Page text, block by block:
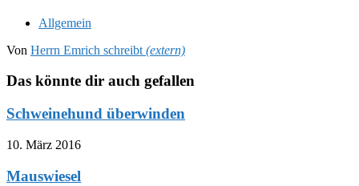
Beitrags-
Allgemein
Von Herrn Emrich schreibt (extern)
Das könnte dir auch gefallen
Schweinehund überwinden
10. März 2016
Mauswiesel